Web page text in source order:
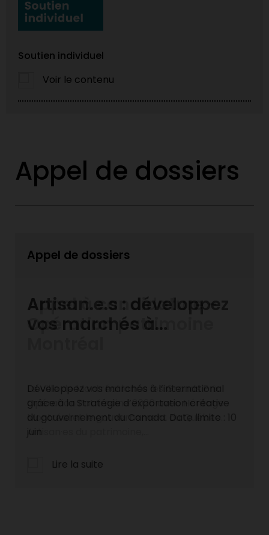
Soutien individuel
Voir le contenu
Appel de dossiers
Appel de dossiers
Appel à candidature -
Opération patrimoine
La Ville de Montréal lance les Grands Prix
Opération Patrimoine 2026 avec Héritage
Montréal et le gouvernement du Québec.
Artisan·es du patrimoine,...
Lire la suite